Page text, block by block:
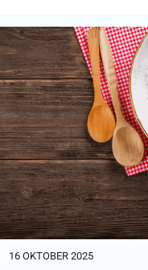
16 OKTOBER 2025